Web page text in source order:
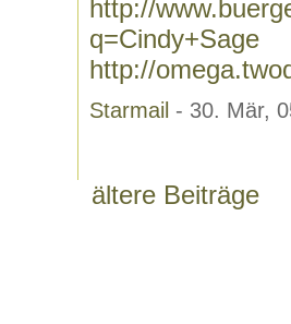
http://
q=Cindy+Sage
http://
Starmail - 30. Mär,
ältere Beiträge